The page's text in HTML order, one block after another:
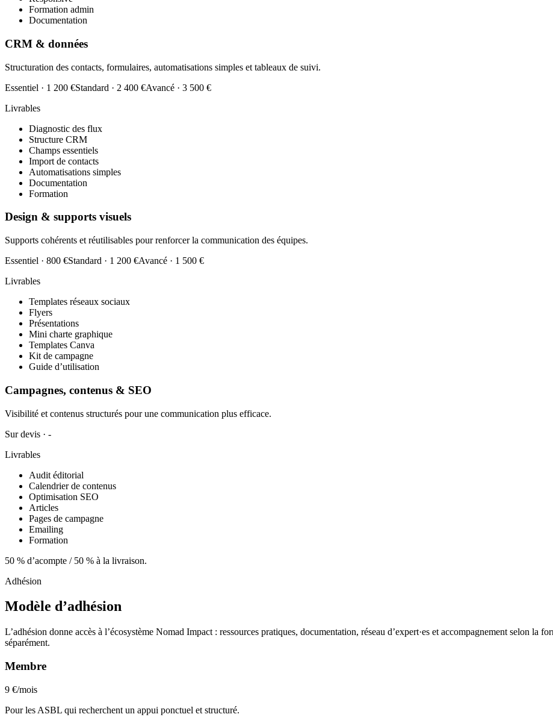
Formation admin
Documentation
CRM & données
Structuration des contacts, formulaires, automatisations simples et tableaux de suivi.
Essentiel · 1 200 €Standard · 2 400 €Avancé · 3 500 €
Livrables
Diagnostic des flux
Structure CRM
Champs essentiels
Import de contacts
Automatisations simples
Documentation
Formation
Design & supports visuels
Supports cohérents et réutilisables pour renforcer la communication des équipes.
Essentiel · 800 €Standard · 1 200 €Avancé · 1 500 €
Livrables
Templates réseaux sociaux
Flyers
Présentations
Mini charte graphique
Templates Canva
Kit de campagne
Guide d’utilisation
Campagnes, contenus & SEO
Visibilité et contenus structurés pour une communication plus efficace.
Sur devis · -
Livrables
Audit éditorial
Calendrier de contenus
Optimisation SEO
Articles
Pages de campagne
Emailing
Formation
50 % d’acompte / 50 % à la livraison.
Adhésion
Modèle d’adhésion
L’adhésion donne accès à l’écosystème Nomad Impact : ressources pratiques, documentation, réseau d’expert·es et accompagnement selon la
séparément.
Membre
9 €/mois
Pour les ASBL qui recherchent un appui ponctuel et structuré.